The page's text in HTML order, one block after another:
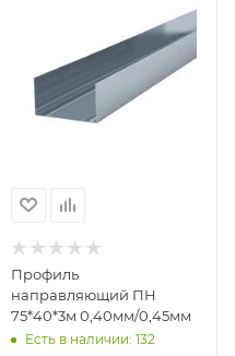
Профиль
направляющий ПН
75*40*3м 0,40мм/0,45мм
Есть в наличии: 132